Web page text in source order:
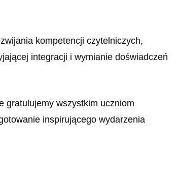
kompetencji czytelniczych,
integracji i wymianie doświadczeń
gratulujemy wszystkim uczniom
inspirującego wydarzenia